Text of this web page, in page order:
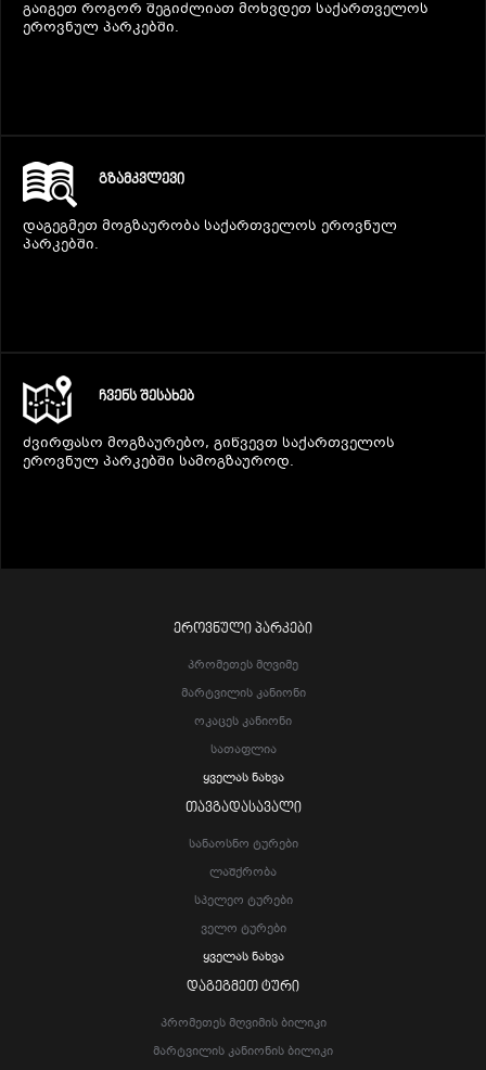
გაიგეთ როგორ შეგიძლიათ მოხვდეთ საქართველოს
ეროვნულ პარკებში.
ᲒᲖᲐᲛᲙᲕᲚᲔᲕᲘ
დაგეგმეთ მოგზაურობა საქართველოს ეროვნულ
პარკებში.
ᲩᲕᲔᲜᲡ ᲨᲔᲡᲐᲮᲔᲑ
ძვირფასო მოგზაურებო, გიწვევთ საქართველოს
ეროვნულ პარკებში სამოგზაუროდ.
ᲔᲠᲝᲕᲜᲣᲚᲘ ᲞᲐᲠᲙᲔᲑᲘ
Პრომეთეს Მღვიმე
Მარტვილის Კანიონი
Ოკაცეს Კანიონი
Სათაფლია
Ყველას Ნახვა
ᲗᲐᲕᲒᲐᲓᲐᲡᲐᲕᲐᲚᲘ
Სანაოსნო Ტურები
Ლაშქრობა
Სპელეო Ტურები
Ველო Ტურები
Ყველას Ნახვა
ᲓᲐᲒᲔᲒᲛᲔᲗ ᲢᲣᲠᲘ
Პრომეთეს Მღვიმის Ბილიკი
Მარტვილის Კანიონის Ბილიკი